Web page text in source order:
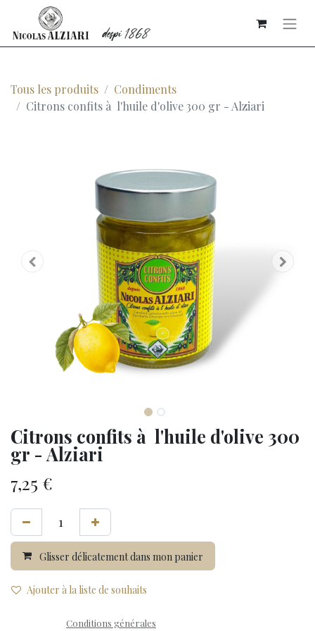
Tous les produits
Condiments
Citrons confits à l'huile d'olive 300 gr - Alziari
Citrons confits à l'huile d'olive 300
gr - Alziari
7,25 €
Glisser délicatement dans mon panier
Ajouter à la liste de souhaits
Conditions générales